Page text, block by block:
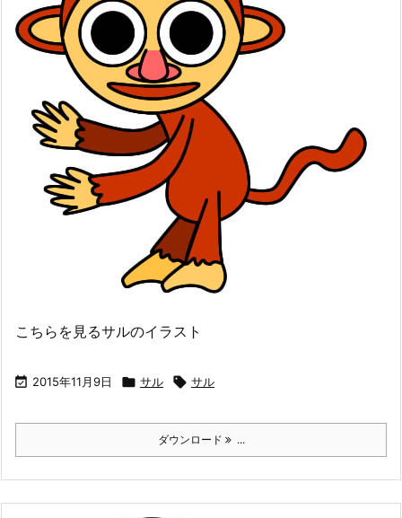
こちらを見るサルのイラスト
 2015年11月9日  サル  サル
ダウンロード ...